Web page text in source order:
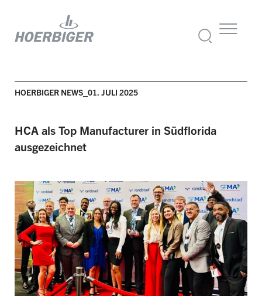
HOERBIGER NEWS_01. JULI 2025
HCA als Top Manufacturerin Südflorida
ausgezeichnet